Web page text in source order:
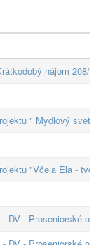
nájom 208/
" Mydlový svet"
"Včela Ela -
DV - Proseniorské